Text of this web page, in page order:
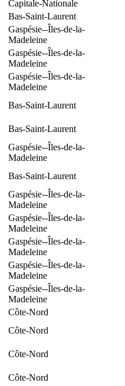
Capitale-Nationale
Bas-Saint-Laurent
Gaspésie--Îles-de-la-
Madeleine
Gaspésie--Îles-de-la-
Madeleine
Gaspésie--Îles-de-la-
Madeleine
Bas-Saint-Laurent
Bas-Saint-Laurent
Gaspésie--Îles-de-la-
Madeleine
Bas-Saint-Laurent
Gaspésie--Îles-de-la-
Madeleine
Gaspésie--Îles-de-la-
Madeleine
Gaspésie--Îles-de-la-
Madeleine
Gaspésie--Îles-de-la-
Madeleine
Gaspésie--Îles-de-la-
Madeleine
Côte-Nord
Côte-Nord
Côte-Nord
Côte-Nord